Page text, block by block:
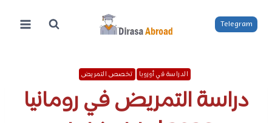
المحتوى
Telegram
الدراسة في أوروبا تخصص التمريض
دراسة التمريض في رومانيا